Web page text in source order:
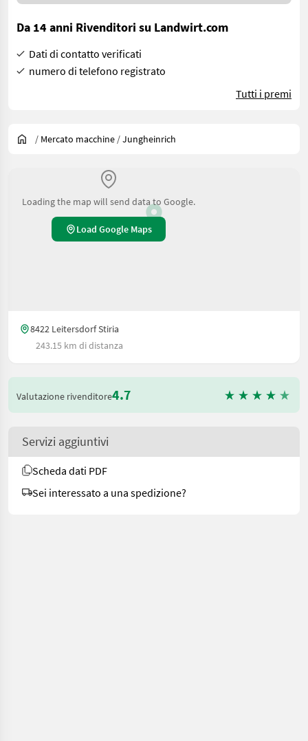
Da 14 anni Rivenditori su Landwirt.com
Dati di contatto verificati
numero di telefono registrato
Tutti i premi
/ Mercato macchine /Jungheinrich
Loading the map will send data to Google.
Load Google Maps
8422 Leitersdorf Stiria
243.15 km di distanza
Valutazione rivenditore4.7
Servizi aggiuntivi
Scheda dati PDF
Sei interessato a una spedizione?